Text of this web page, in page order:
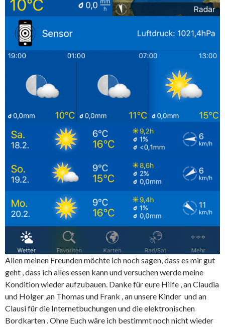
Allen meinen Freunden möchte ich noch sagen, dass es mir gut
geht , dass ich alles essen kann und versuchen werde meine
Kondition wieder aufzubauen. Danke für eure Hilfe , an Claudia
und Holger ,an Thomas und Frank , an unsere Kinder und an
Clausi für die Internetbuchungen und die elektronischen
Bordkarten . Ohne Euch wäre ich bestimmt noch nicht wieder